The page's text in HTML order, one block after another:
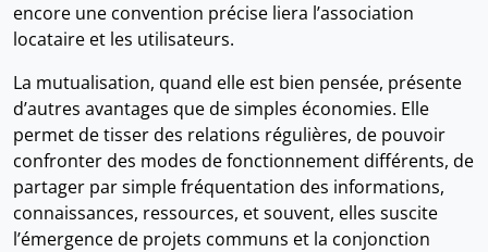
encore une convention précise liera l’association
locataire et les utilisateurs.
La mutualisation, quand elle est bien pensée, présente
d’autres avantages que de simples économies. Elle
permet de tisser des relations régulières, de pouvoir
confronter des modes de fonctionnement différents, de
partager par simple fréquentation des informations,
connaissances, ressources, et souvent, elles suscite
l’émergence de projets communs et la conjonction